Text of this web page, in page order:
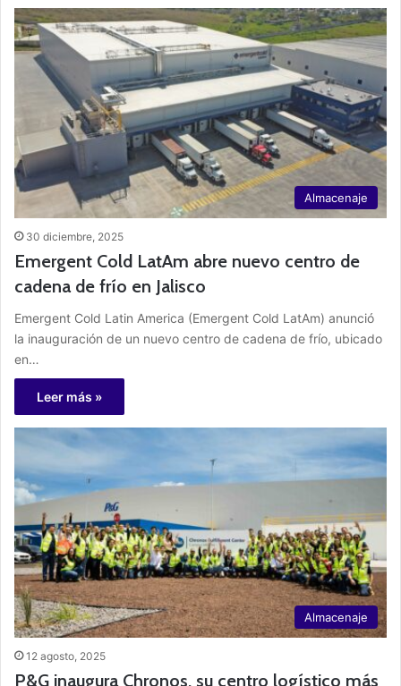
Almacenaje
30 diciembre, 2025
Emergent Cold LatAm abre nuevo centro de
cadena de frío en Jalisco
Emergent Cold Latin America (Emergent Cold LatAm) anunció
la inauguración de un nuevo centro de cadena de frío, ubicado
en…
Leer más »
Almacenaje
12 agosto, 2025
P&G inaugura Chronos, su centro logístico más